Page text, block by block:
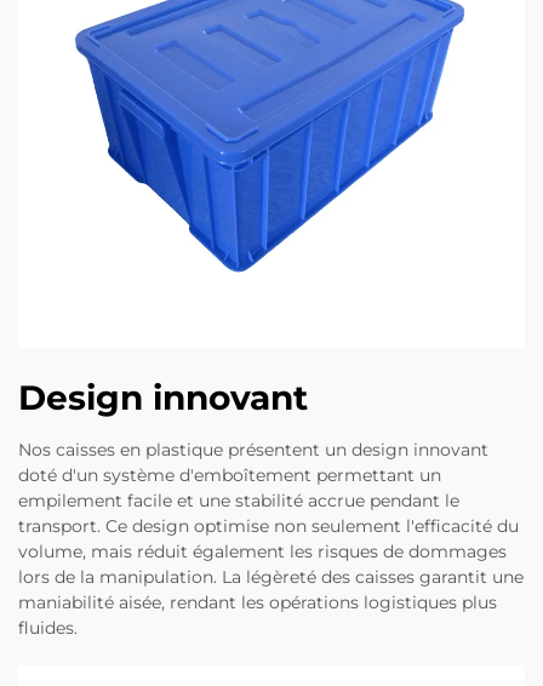
Design innovant
Nos caisses en plastique présentent un design innovant
doté d'un système d'emboîtement permettant un
empilement facile et une stabilité accrue pendant le
transport. Ce design optimise non seulement l'efficacité du
volume, mais réduit également les risques de dommages
lors de la manipulation. La légèreté des caisses garantit une
maniabilité aisée, rendant les opérations logistiques plus
fluides.